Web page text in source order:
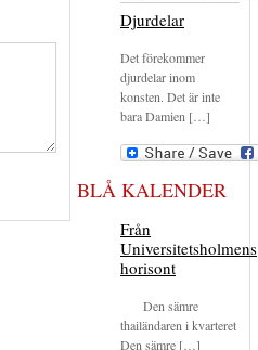
Djurdelar
Det förekommer
djurdelar inom
konsten. Det är inte
bara Damien […]
BLÅ KALENDER
Från
Universitetsholmens
horisont
Den sämre
thailändaren i kvarteret
Den sämre […]